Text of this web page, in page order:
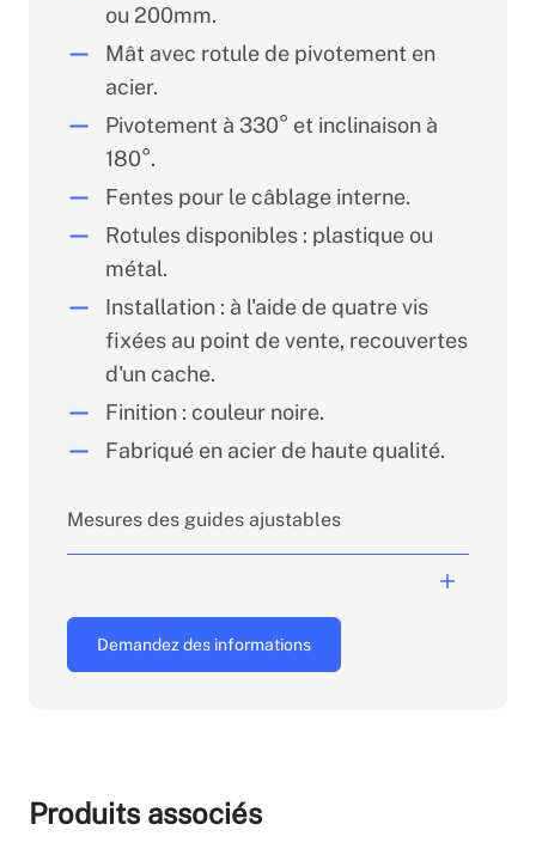
ou 200mm.
Mât avec rotule de pivotement en
acier.
Pivotement à 330° et inclinaison à
180°.
Fentes pour le câblage interne.
Rotules disponibles : plastique ou
métal.
Installation : à l'aide de quatre vis
fixées au point de vente, recouvertes
d'un cache.
Finition : couleur noire.
Fabriqué en acier de haute qualité.
Mesures des guides ajustables
Largeur : minimum 65 mm -
maximum 145 mm.
Demandez des informations
Produits associés